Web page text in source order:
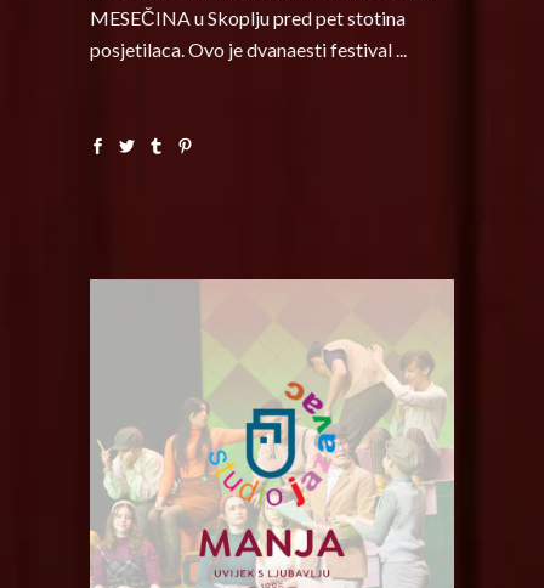
MESEČINA u Skoplju pred pet stotina
posjetilaca. Ovo je dvanaesti festival